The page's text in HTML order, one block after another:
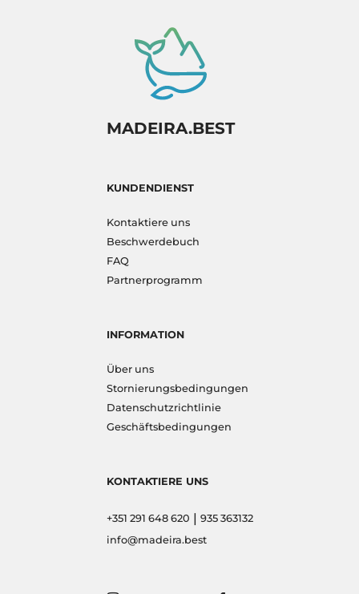
MADEIRA.BEST
KUNDENDIENST
Kontaktiere uns
Beschwerdebuch
FAQ
Partnerprogramm
INFORMATION
Über uns
Stornierungsbedingungen
Datenschutzrichtlinie
Geschäftsbedingungen
KONTAKTIERE UNS
+351 291 648 620 | 935 363132
info@madeira.best